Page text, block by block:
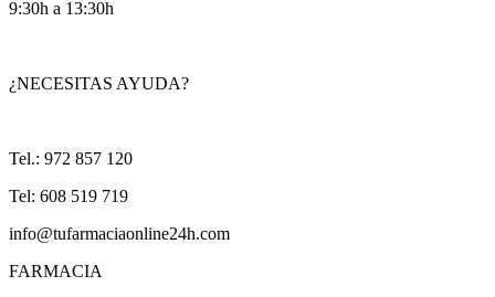
9:30h a 13:30h
¿NECESITAS AYUDA?
Tel.: 972 857 120
Tel: 608 519 719
info@tufarmaciaonline24h.com
FARMACIA